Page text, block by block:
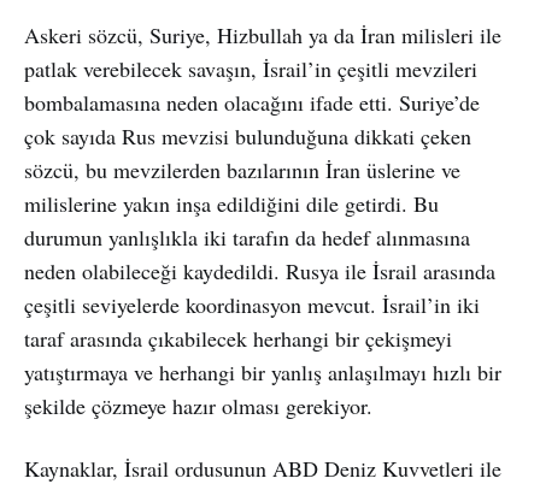
Askeri sözcü, Suriye, Hizbullah ya da İran milisleri ile
patlak verebilecek savaşın, İsrail’in çeşitli mevzileri
bombalamasına neden olacağını ifade etti. Suriye’de
çok sayıda Rus mevzisi bulunduğuna dikkati çeken
sözcü, bu mevzilerden bazılarının İran üslerine ve
milislerine yakın inşa edildiğini dile getirdi. Bu
durumun yanlışlıkla iki tarafın da hedef alınmasına
neden olabileceği kaydedildi. Rusya ile İsrail arasında
çeşitli seviyelerde koordinasyon mevcut. İsrail’in iki
taraf arasında çıkabilecek herhangi bir çekişmeyi
yatıştırmaya ve herhangi bir yanlış anlaşılmayı hızlı bir
şekilde çözmeye hazır olması gerekiyor.
Kaynaklar, İsrail ordusunun ABD Deniz Kuvvetleri ile